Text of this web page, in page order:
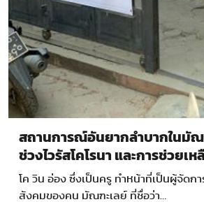
สถานการณ์อันยากลำบากในมัณ
ช่วงไวรัสโคโรนา และการช่วยเ
เมือง
โค วิน อ่อง ซึ่งเป็นครู ทำหน้าที่เป็นผู้จัดก
สังคมของคน มัณฑะเลย์ ที่ชื่อว่า…